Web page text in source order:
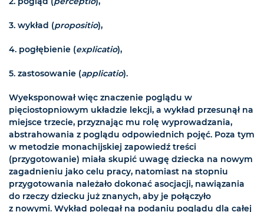
3. wykład (propositio),
4. pogłębienie (explicatio),
5. zastosowanie (applicatio).
Wyeksponował więc znaczenie poglądu w
pięciostopniowym układzie lekcji, a wykład przesunął na
miejsce trzecie, przyznając mu rolę wyprowadzania,
abstrahowania z poglądu odpowiednich pojęć. Poza tym
w metodzie monachijskiej zapowiedź treści
(przygotowanie) miała skupić uwagę dziecka na nowym
zagadnieniu jako celu pracy, natomiast na stopniu
przygotowania należało dokonać asocjacji, nawiązania
do rzeczy dziecku już znanych, aby je połączyło
z nowymi. Wykład polegał na podaniu poglądu dla całej